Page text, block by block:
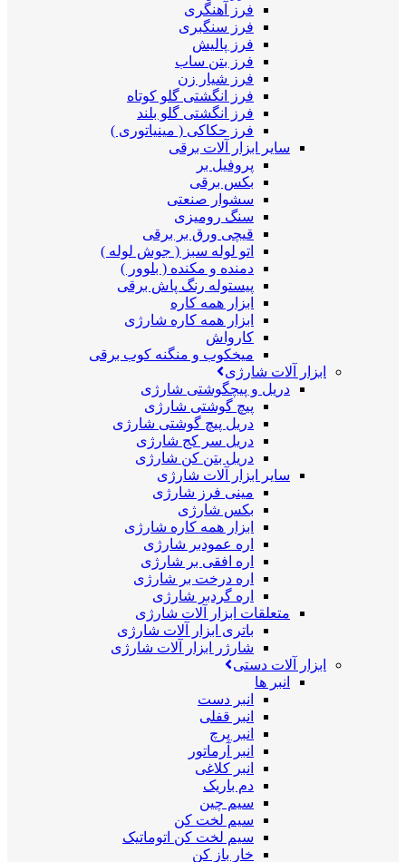
فرز آهنگری
فرز سنگبری
فرز پالیش
فرز بتن ساب
فرز شیار زن
فرز انگشتی گلو کوتاه
فرز انگشتی گلو بلند
فرز حکاکی ( مینیاتوری )
سایر ابزار آلات برقی
پروفیل بر
بکس برقی
سشوار صنعتی
سنگ رومیزی
قیچی ورق بر برقی
اتو لوله سبز ( جوش لوله )
دمنده و مکنده ( بلوور )
پیستوله رنگ پاش برقی
ابزار همه کاره
ابزار همه کاره شارژی
کارواش
میخکوب و منگنه کوب برقی
ابزار آلات شارژی
دریل و پیچگوشتی شارژی
پیچ گوشتی شارژی
دریل پیچ گوشتی شارژی
دریل سر کج شارژی
دریل بتن کن شارژی
سایر ابزار آلات شارژی
مینی فرز شارژی
بکس شارژی
ابزار همه کاره شارژی
اره عمودبر شارژی
اره افقی بر شارژی
اره درخت بر شارژی
اره گردبر شارژی
متعلقات ابزار آلات شارژی
باتری ابزار آلات شارژی
شارژر ابزار آلات شارژی
ابزار آلات دستی
انبر ها
انبر دست
انبر قفلی
انبر پرچ
انبر آرماتور
انبر کلاغی
دم باریک
سیم چین
سیم لخت کن
سیم لخت کن اتوماتیک
خار باز کن